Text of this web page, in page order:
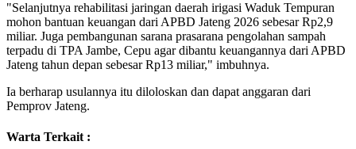
"Selanjutnya rehabilitasi jaringan daerah irigasi Waduk Tempuran
mohon bantuan keuangan dari APBD Jateng 2026 sebesar Rp2,9
miliar. Juga pembangunan sarana prasarana pengolahan sampah
terpadu di TPA Jambe, Cepu agar dibantu keuangannya dari APBD
Jateng tahun depan sebesar Rp13 miliar," imbuhnya.
Ia berharap usulannya itu diloloskan dan dapat anggaran dari
Pemprov Jateng.
Warta Terkait :